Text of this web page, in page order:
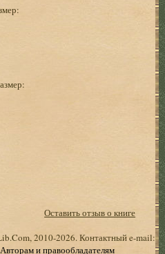
Оставить отзыв о книге
2010-2026. Контактный e-mail:
Авторам и правообладателям